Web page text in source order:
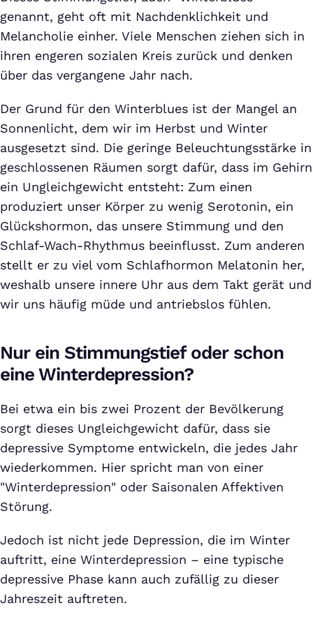
genannt, geht oft mit Nachdenklichkeit und
Melancholie einher. Viele Menschen ziehen sich in
ihren engeren sozialen Kreis zurück und denken
über das vergangene Jahr nach.
Der Grund für den Winterblues ist der Mangel an
Sonnenlicht, dem wir im Herbst und Winter
ausgesetzt sind. Die geringe Beleuchtungsstärke in
geschlossenen Räumen sorgt dafür, dass im Gehirn
ein Ungleichgewicht entsteht: Zum einen
produziert unser Körper zu wenig Serotonin, ein
Glückshormon, das unsere Stimmung und den
Schlaf-Wach-Rhythmus beeinflusst. Zum anderen
stellt er zu viel vom Schlafhormon Melatonin her,
weshalb unsere innere Uhr aus dem Takt gerät und
wir uns häufig müde und antriebslos fühlen.
Nur ein Stimmungstief oder schon
eine Winterdepression?
Bei etwa ein bis zwei Prozent der Bevölkerung
sorgt dieses Ungleichgewicht dafür, dass sie
depressive Symptome entwickeln, die jedes Jahr
wiederkommen. Hier spricht man von einer
"Winterdepression" oder Saisonalen Affektiven
Störung.
Jedoch ist nicht jede Depression, die im Winter
auftritt, eine Winterdepression – eine typische
depressive Phase kann auch zufällig zu dieser
Jahreszeit auftreten.